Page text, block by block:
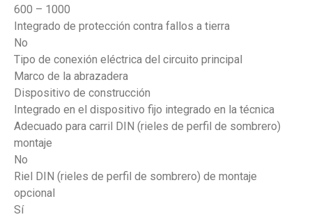
600 – 1000
Integrado de protección contra fallos a tierra
No
Tipo de conexión eléctrica del circuito principal
Marco de la abrazadera
Dispositivo de construcción
Integrado en el dispositivo fijo integrado en la técnica
Adecuado para carril DIN (rieles de perfil de sombrero)
montaje
No
Riel DIN (rieles de perfil de sombrero) de montaje
opcional
Sí